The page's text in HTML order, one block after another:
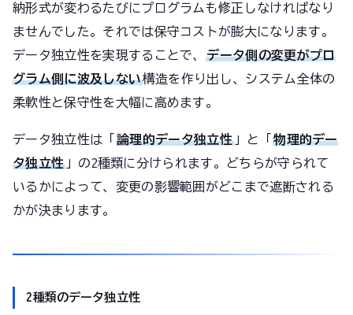
納形式が変わるたびにプログラムも修正しなければなり
ませんでした。それでは保守コストが膨大になります。
データ独立性を実現することで、 データ側の変更がプロ
グラム側に波及しない構造を作り出し、システム全体の
柔軟性と保守性を大幅に高めます。
データ独立性は「 論理的データ独立性」と「 物理的デー
タ独立性」の2種類に分けられます。どちらが守られて
いるかによって、変更の影響範囲がどこまで遮断される
かが決まります。
2種類のデータ独立性